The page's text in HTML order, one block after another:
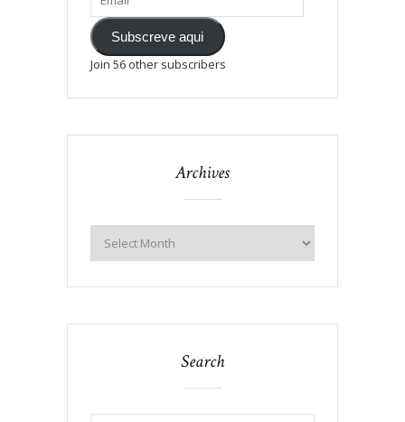
Subscreve aqui
Join 56 other subscribers
Archives
Search